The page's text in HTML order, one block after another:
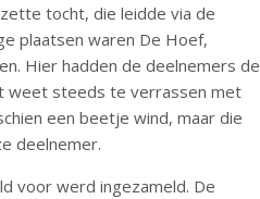
tocht, die leidde via de
plaatsen waren De Hoef,
Hier hadden de deelnemers de
weet steeds te verrassen met
een beetje wind, maar die
deelnemer.
voor werd ingezameld. De